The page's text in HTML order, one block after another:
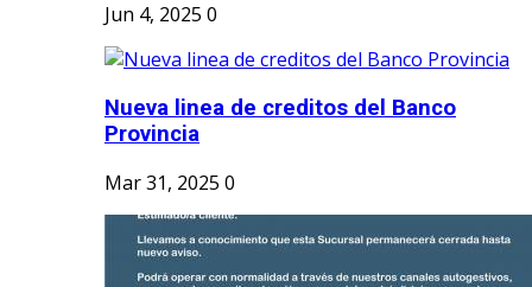
Jun 4, 2025 0
Nueva linea de creditos del Banco
Provincia
Mar 31, 2025 0